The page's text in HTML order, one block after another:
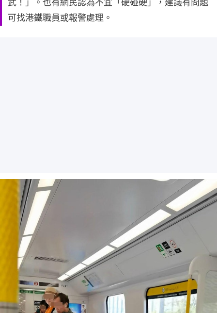
武！」。也有網民認為不宜「硬碰硬」，建議有問題
可找港鐵職員或報警處理。